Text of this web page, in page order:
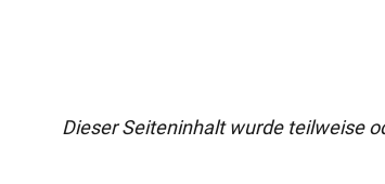
Dieser Seiteninhalt wurde teilweise